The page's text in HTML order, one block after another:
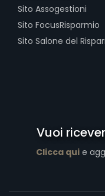
Sito Assogestioni
Sito FocusRisparmio
Sito Salone del
Vuoi
Clicca qui e